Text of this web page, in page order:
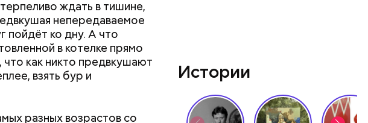
ждать в тишине,
непередаваемое
пойдёт ко дну. А что
в котелке прямо
как никто предвкушают
взять бур и
разных возрастов со
Истории